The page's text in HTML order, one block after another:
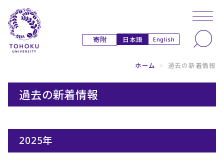
寄附 日本語 English
ホーム > 過去の新着情報
過去の新着情報
2025年